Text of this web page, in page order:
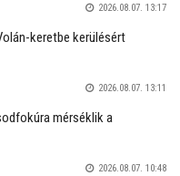
2026.08.07. 13:17
keretbe kerülésért
2026.08.07. 13:11
mérséklik a
2026.08.07. 10:48